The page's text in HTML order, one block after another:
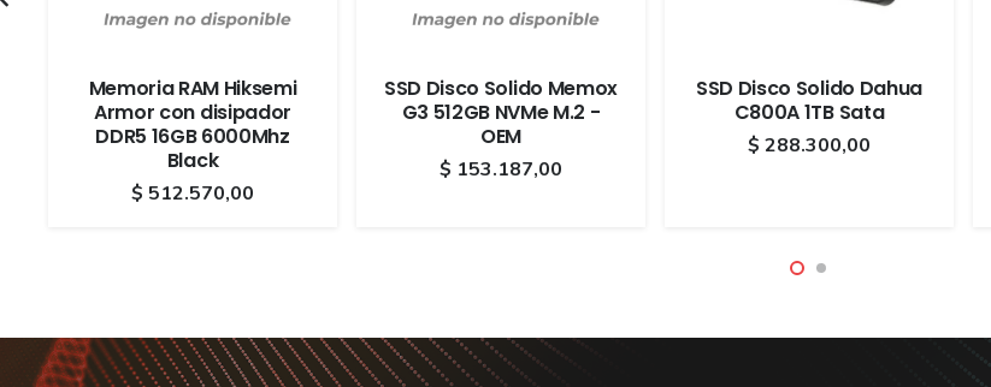
Memoria RAM Hiksemi
Armor con disipador
DDR5 16GB 6000Mhz
Black
$ 512.570,00
SSD Disco Solido Memox
G3 512GB NVMe M.2 -
OEM
$ 153.187,00
SSD Disco Solido Dahua
C800A 1TB Sata
$ 288.300,00